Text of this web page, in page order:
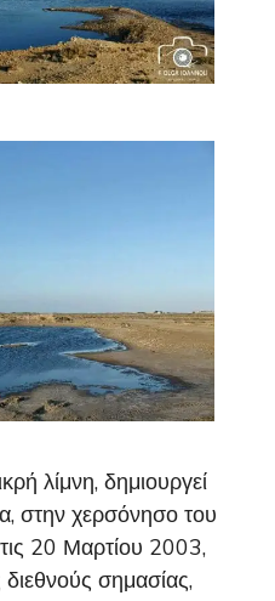
λίμνη, δημιουργεί
στην χερσόνησο του
20 Μαρτίου 2003,
σημασίας,